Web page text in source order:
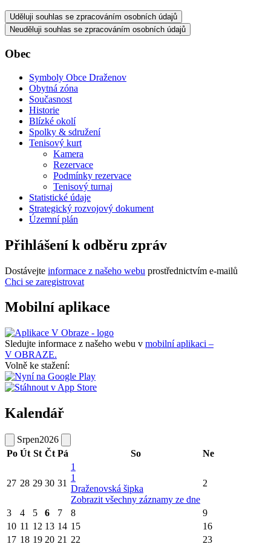
Uděluji souhlas se zpracováním osobních údajů
Neuděluji souhlas se zpracováním osobních údajů
Obec
Symboly Obce Draženov
Obytná zóna
Současnost
Historie
Blízké okolí
Spolky & sdružení
Tenisový kurt
Kamera
Rezervace
Podmínky rezervace
Tenisový turnaj
Statistické údaje
Strategický rozvojový dokument
Územní plán
Přihlášení k odběru zpráv
Dostávejte informace z našeho webu prostřednictvím e-mailů
Chci se zaregistrovat
Mobilní aplikace
Sledujte informace z našeho webu v mobilní aplikaci –
V OBRAZE.
Volně ke stažení:
Kalendář
Srpen2026
Po Út St Čt Pá So Ne
27 28 29 30 31
1
1
Draženovská šipka
Zobrazit všechny záznamy ze dne
2
3 4 5 6 7 8
9
10 11 12 13 14 15
16
17 18 19 20 21 22
23